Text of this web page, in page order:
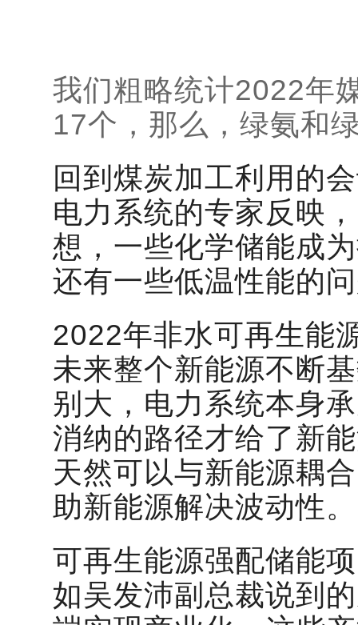
我们粗略统计2022年
17个，那么，绿氨和
回到煤炭加工利用的
电力系统的专家反映
想，一些化学储能成
还有一些低温性能的
2022年非水可再生能
未来整个新能源不断
别大，电力系统本身
消纳的路径才给了新
天然可以与新能源耦
助新能源解决波动性。
可再生能源强配储能
如吴发沛副总裁说到